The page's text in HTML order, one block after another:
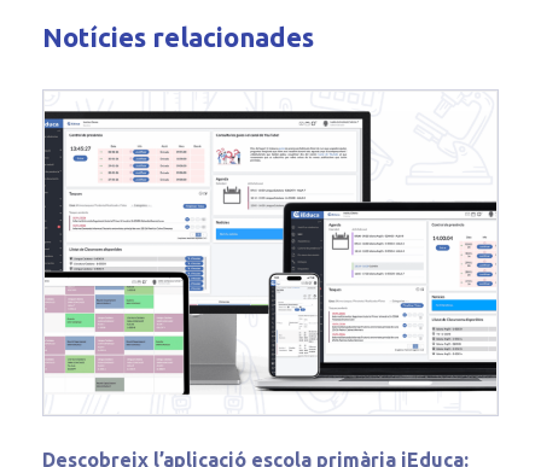
Notícies relacionades
Descobreix l’aplicació escola primària iEduca: